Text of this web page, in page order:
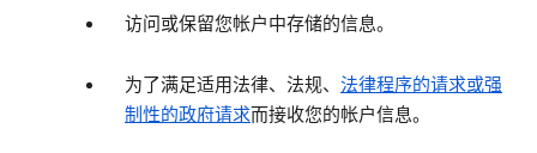
访问或保留您帐户中存储的信息。
为了满足适用法律、法规、 法律程序的请求或强
制性的政府请求而接收您的帐户信息。